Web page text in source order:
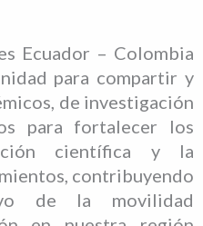
Ecuador – Colombia
para compartir y
de investigación
para fortalecer los
científica y la
contribuyendo
de la movilidad